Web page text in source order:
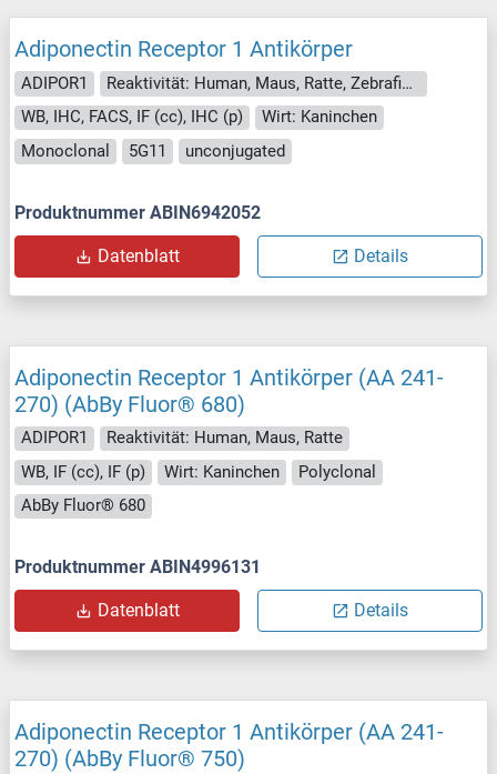
Adiponectin Receptor 1 Antikörper
ADIPOR1
Reaktivität: Human, Maus, Ratte, Zebrafisch (Danio rerio)
WB, IHC, FACS, IF (cc), IHC (p)
Wirt: Kaninchen
Monoclonal
5G11 unconjugated
Produktnummer ABIN6942052
Datenblatt Details
Adiponectin Receptor 1 Antikörper (AA 241-
270) (AbBy Fluor® 680)
ADIPOR1
Reaktivität: Human, Maus, Ratte
WB, IF (cc), IF (p)
Wirt: Kaninchen
Polyclonal
AbBy Fluor® 680
Produktnummer ABIN4996131
Datenblatt Details
Adiponectin Receptor 1 Antikörper (AA 241-
270) (AbBy Fluor® 750)